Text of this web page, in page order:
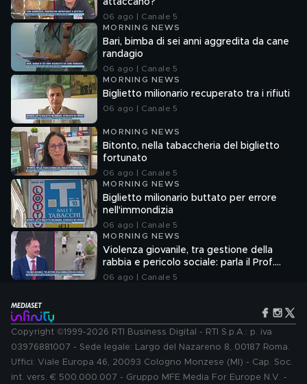
attaccano?
06 ago | Canale 5
MORNING NEWS
Bari, bimba di sei anni aggredita da cane
randagio
06 ago | Canale 5
MORNING NEWS
Biglietto milionario recuperato tra i rifiuti
06 ago | Canale 5
MORNING NEWS
Bitonto, nella tabaccheria del biglietto
fortunato
06 ago | Canale 5
MORNING NEWS
Biglietto milionario buttato per errore
nell'immondizia
06 ago | Canale 5
MORNING NEWS
Violenza giovanile, tra gestione della
rabbia e pericolo sociale: parla il Prof.
Pierpaolo Limone
06 ago | Canale 5
Copyright ©1999-2026 RTI Business Digital - RTI S.p.A.: p. iva
03976881007 - Sede legale: Largo del Nazareno 8, 00187 Roma.
Uffici: Viale Europa 46, 20093 Cologno Monzese (MI) - Cap. Soc.
int. vers. € 500.000.007 - Gruppo MFE Media For Europe N.V. -